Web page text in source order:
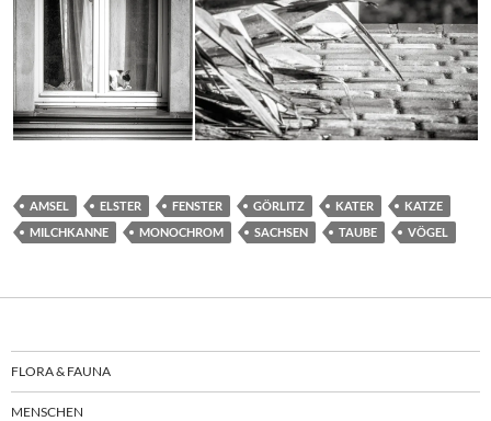
AMSEL ELSTER FENSTER GÖRLITZ KATER
KATZE
MILCHKANNE
MONOCHROM SACHSEN TAUBE VÖGEL
FLORA & FAUNA
MENSCHEN